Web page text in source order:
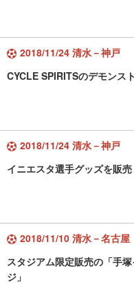
2018/11/24 清水－神戸
CYCLE SPIRITSのデモンス
2018/11/24 清水－神戸
イニエスタ選手グッズを販
2018/11/10 清水－名古屋
スタジアム限定販売の「手
ジ」